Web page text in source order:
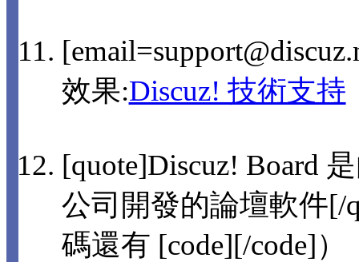
效果:Discuz! 技術支持
[quote]Discuz! Board
公司開發的論壇軟件
碼還有 [code][/code]）